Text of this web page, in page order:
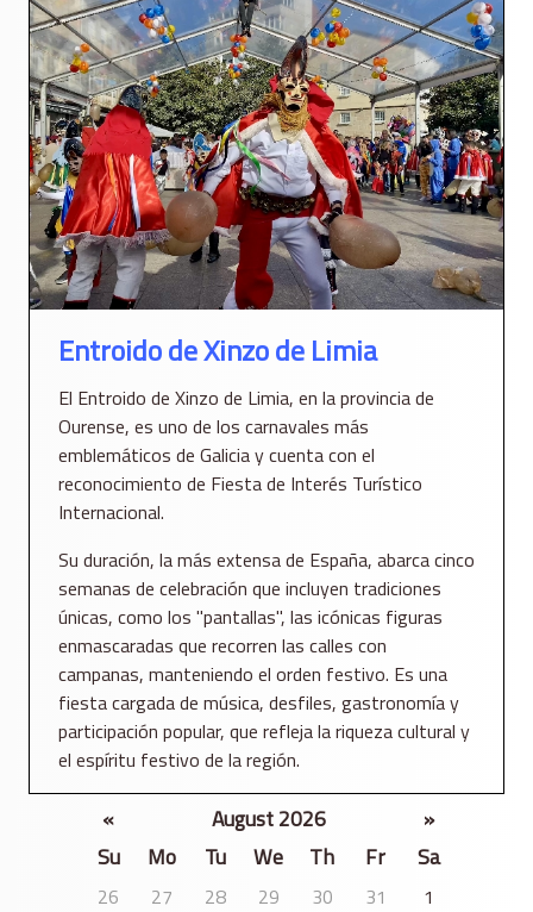
Entroido de Xinzo de Limia
El Entroido de Xinzo de Limia, en la provincia de
Ourense, es uno de los carnavales más
emblemáticos de Galicia y cuenta con el
reconocimiento de Fiesta de Interés Turístico
Internacional.
Su duración, la más extensa de España, abarca cinco
semanas de celebración que incluyen tradiciones
únicas, como los "pantallas", las icónicas figuras
enmascaradas que recorren las calles con
campanas, manteniendo el orden festivo. Es una
fiesta cargada de música, desfiles, gastronomía y
participación popular, que refleja la riqueza cultural y
el espíritu festivo de la región.
« August 2026
»
Su
Mo Tu We Th Fr Sa
26 27 28 29 30 31
1